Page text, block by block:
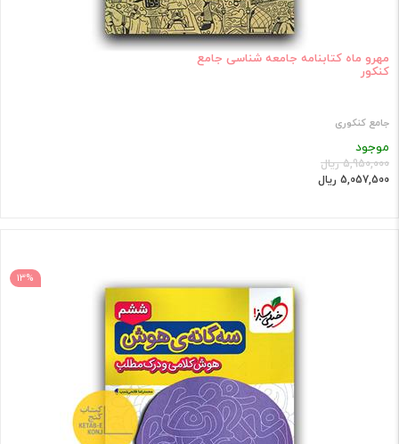
مهرو ماه کتابنامه جامعه شناسی جامع
کنکور
جامع کنکوری
موجود
5,950,000 ریال
5,057,500 ریال
13%